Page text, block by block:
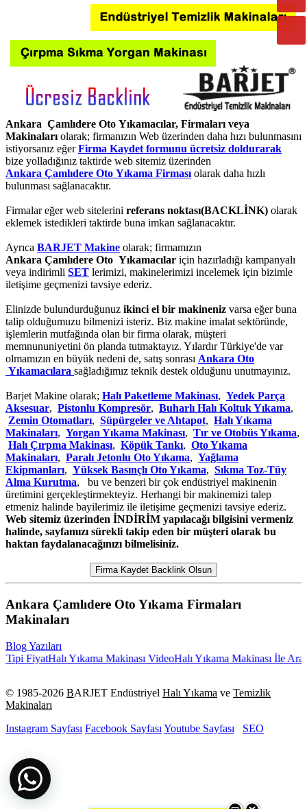
Ankara Çamlıdere Oto Yıkamacılar, Firmaları veya
Makinalarıolarak; firmanızın Web üzerinden daha hızı bulunmasını
istiyorsanız eğerFirma Kaydet formunu ücretsiz doldurarak
bize yolladığınız taktirde web sitemiz üzerinden
Ankara Çamlıdere Oto Yıkama Firmasıolarak daha hızlı
bulunması sağlanacaktır.
Firmalar eğer web sitelerini referans noktası(BACKLİNK) olarak
eklemek istedikleri taktirde buna imkan sağlanacaktır.
Ayrıca BARJET Makine olarak; firmamızın
Ankara Çamlıdere Oto Yıkamacılar için hazırladığı kampanyalı
veya indirimli SET lerimizi, makinelerimizi incelemek için bizimle
iletişime geçmenizi tavsiye ederiz.
Elinizde bulundurduğunuz ikinci el bir makineniz varsa eğer buna
talip olduğumuzu bilmenizi isteriz. Biz makine imalat sektöründe,
işlemlerin mutfağında olan bir firma olarak, müşteri
memnununiyetini ön planda tutmaktayız. Yılardır Türkiye'de var
olmamızın en büyük nedeni de, satış sonrası Ankara Oto
Yıkamacılara sağladığımız teknik destek olduğunu unutmayınız.
Barjet Makine olarak; Halı Paketleme Makinası, Yedek Parça
Aksesuar, Pistonlu Kompresör, Buharlı Halı Koltuk Yıkama,
Zemin Otomatları, Süpürgeler ve Ahtapot, Halı Yıkama
Makinaları, Yorgan Yıkama Makinası, Tır ve Otobüs Yıkama,
Halı Çırpma Makinası, Köpük Tankı, Oto Yıkama
Makinaları, Paralı Jetonlu Oto Yıkama, Yağlama
Ekipmanları, Yüksek Basınçlı Oto Yıkama, Sıkma Toz-Tüy
Alma Kurutma, bu ve benzeri bir çok endüstriyel makinenin
üretimini gerçekleştirmekteyiz. Herhangi bir makinemizi talep
etmeniz halinde bayilerimiz ile iletişime geçmenizi tavsiye ederiz.
Web sitemiz üzerinden İNDİRİM yapılacağı bilgisini vermeniz
halinde, sayfamızı sürekli takip eden bir müşteri olarak bu
haktan faydalanacağınızı bilmelisiniz.
Firma Kaydet Backlink Olsun
Ankara Çamlıdere Oto Yıkama Firmaları
Makinaları
Blog Yazıları
FiyatHalı Yıkama Makinası VideoHalı Yıkama Makinası İle
© 1985-2026 BARJET Endüstriyel Halı Yıkama ve Temizlik
Makinaları
Instagram Sayfası Facebook Sayfası Youtube Sayfası SEO